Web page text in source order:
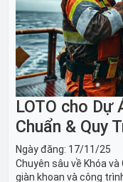
LOTO cho Dự
Chuẩn & Quy
Ngày đăng: 17/11/25
Chuyên sâu về Khóa
giàn khoan và công